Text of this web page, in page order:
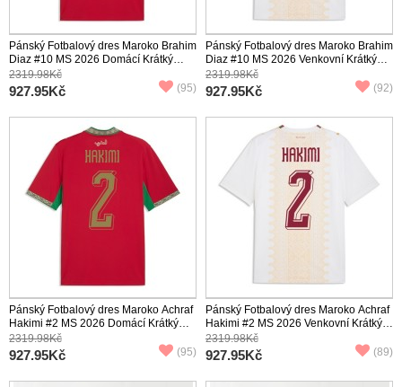
Pánský Fotbalový dres Maroko Brahim
Diaz #10 MS 2026 Domácí Krátký
Rukáv
2319.98Kč
927.95Kč (95)
Pánský Fotbalový dres Maroko Brahim
Diaz #10 MS 2026 Venkovní Krátký
Rukáv
2319.98Kč
927.95Kč (92)
Pánský Fotbalový dres Maroko Achraf
Hakimi #2 MS 2026 Domácí Krátký
Rukáv
2319.98Kč
927.95Kč (95)
Pánský Fotbalový dres Maroko Achraf
Hakimi #2 MS 2026 Venkovní Krátký
Rukáv
2319.98Kč
927.95Kč (89)